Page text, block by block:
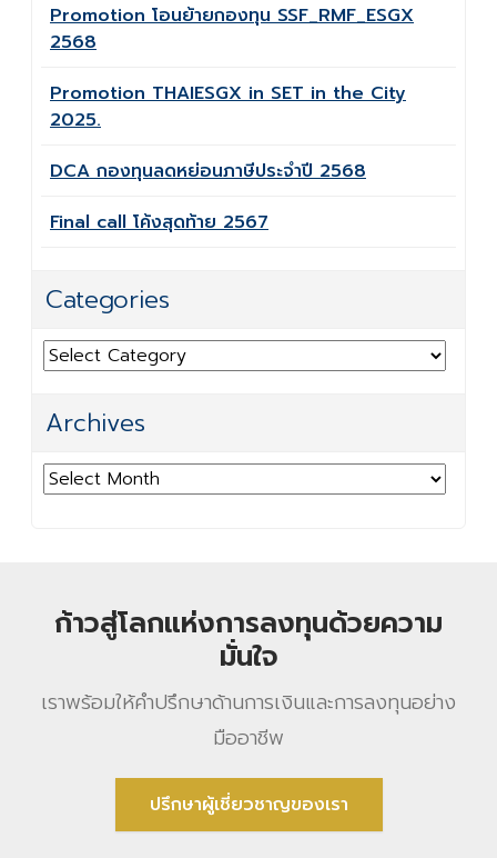
Promotion โอนย้ายกองทุน SSF_RMF_ESGX
2568
Promotion THAIESGX in SET in the City
2025.
DCA กองทุนลดหย่อนภาษีประจำปี 2568
Final call โค้งสุดท้าย 2567
Categories
Categories
Archives
Archives
ก้าวสู่โลกแห่งการลงทุนด้วยความ
มั่นใจ
เราพร้อมให้คําปรึกษาด้านการเงินและการลงทุนอย่าง
มืออาชีพ
ปรึกษาผู้เชี่ยวชาญของเรา